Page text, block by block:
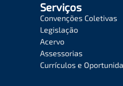
Serviços
Convenções Coletivas
Legislação
Acervo
Assessorias
Currículos e